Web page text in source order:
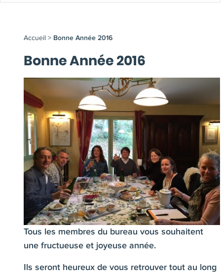
Accueil > Bonne Année 2016
Bonne Année 2016
Tous les membres du bureau vous souhaitent
une fructueuse et joyeuse année.
Ils seront heureux de vous retrouver tout au long